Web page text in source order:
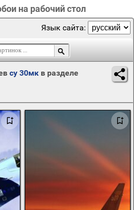
на рабочий стол
Язык сайта:
су 30мк в разделе